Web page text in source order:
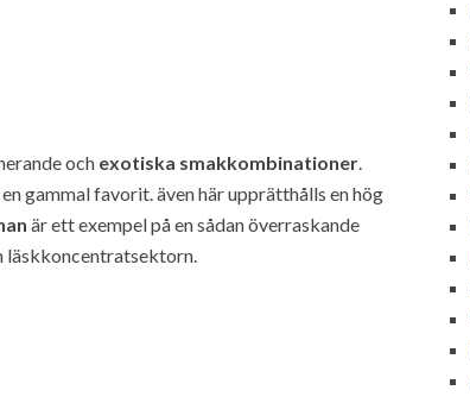
och exotiska smakkombinationer.
gammal favorit. även här upprätthålls en hög
är ett exempel på en sådan överraskande
läskkoncentratsektorn.